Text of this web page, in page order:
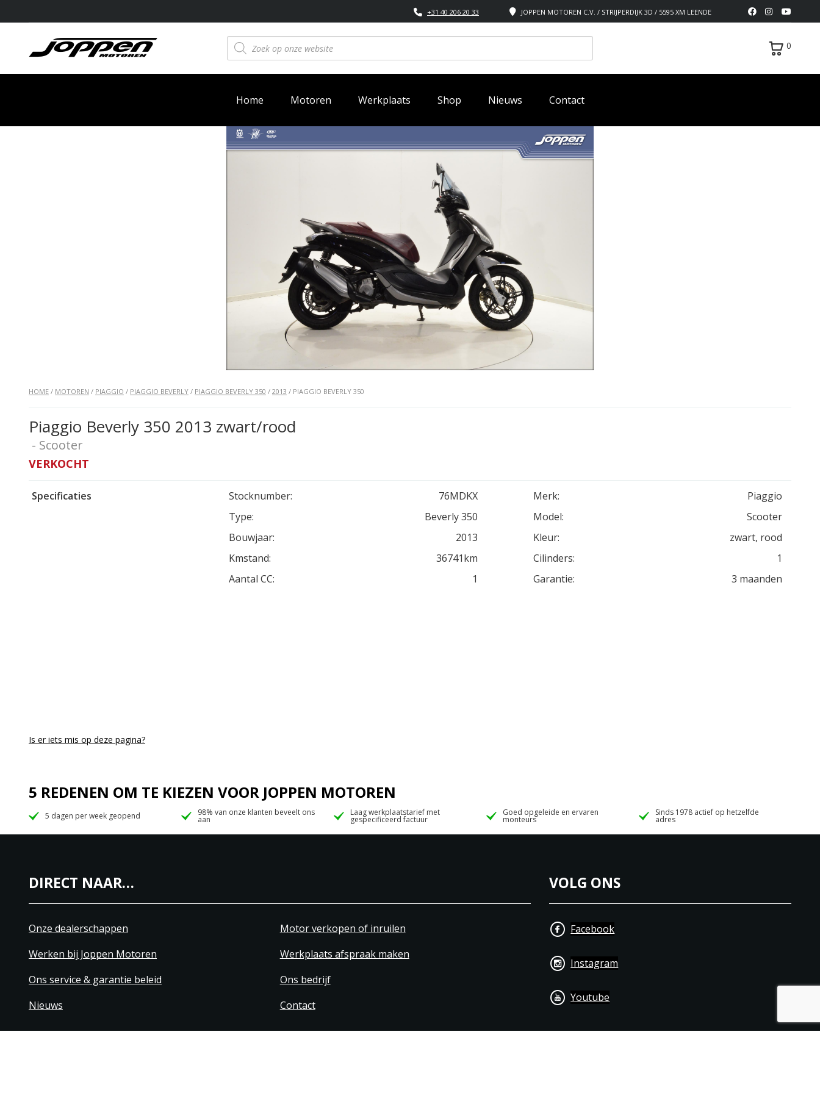
JOPPEN MOTOREN C.V. / STRIJPERDIJK 3D / 5595 XM LEENDE
+31 40 206 20 33
Producten
zoeken 0
Home Motoren Werkplaats Shop Nieuws Contact
HOME / MOTOREN / PIAGGIO / PIAGGIO BEVERLY / PIAGGIO BEVERLY 350 / 2013 / PIAGGIO BEVERLY 350
Piaggio Beverly 350 2013 zwart/rood
- Scooter
VERKOCHT
Specificaties Stocknumber: 76MDKX Merk:
Piaggio
Type:
Beverly 350 Model:
Scooter
Bouwjaar:
2013 Kleur:
zwart, rood
Kmstand:
36741km Cilinders:
1
Aantal CC:
1 Garantie: 3 maanden
Is er iets mis op deze pagina?
5 REDENEN OM TE KIEZEN VOOR JOPPEN MOTOREN
5 dagen per week geopend 98% van onze klanten beveelt ons
aan
Laag werkplaatstarief met
gespecificeerd factuur
Goed opgeleide en ervaren
monteurs
Sinds 1978 actief op hetzelfde
adres
DIRECT NAAR…
Onze dealerschappen
Motor verkopen of inruilen
Werken bij Joppen Motoren
Werkplaats afspraak maken
Ons service & garantie beleid
Ons bedrijf
Nieuws
Contact
VOLG ONS
Facebook
Instagram
Youtube